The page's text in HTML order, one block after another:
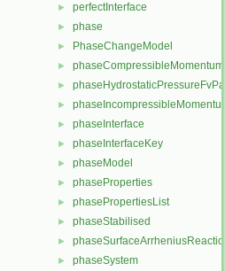
► perfectInterface
► phase
► PhaseChangeModel
►
►
►
► phaseInterface
► phaseInterfaceKey
► phaseModel
► phaseProperties
► phasePropertiesList
► phaseStabilised
►
► phaseSystem